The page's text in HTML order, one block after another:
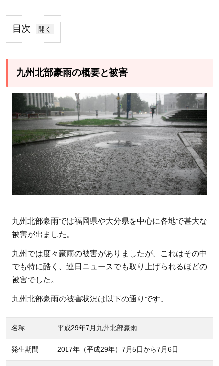
目次
1
州
部
雨
の
概
要
と
被
害
九
州
北
部
豪
の
災
地
に
九州北部豪雨の概要と被害
九州北部豪雨では福岡県や大分県を中心に各地で甚大な
被害が出ました。
九州では度々豪雨の被害がありましたが、これはその中
でも特に酷く、連日ニュースでも取り上げられるほどの
被害でした。
九州北部豪雨の被害状況は以下の通りです。
名称 平成29年7月九州北部豪雨
発生期間 2017年（平成29年）7月5日から7月6日